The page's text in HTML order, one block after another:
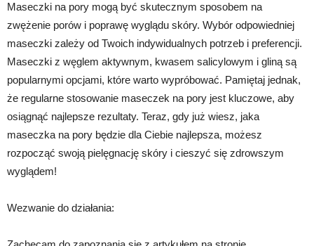
Maseczki na pory mogą być skutecznym sposobem na
zwężenie porów i poprawę wyglądu skóry. Wybór odpowiedniej
maseczki zależy od Twoich indywidualnych potrzeb i preferencji.
Maseczki z węglem aktywnym, kwasem salicylowym i gliną są
popularnymi opcjami, które warto wypróbować. Pamiętaj jednak,
że regularne stosowanie maseczek na pory jest kluczowe, aby
osiągnąć najlepsze rezultaty. Teraz, gdy już wiesz, jaka
maseczka na pory będzie dla Ciebie najlepsza, możesz
rozpocząć swoją pielęgnację skóry i cieszyć się zdrowszym
wyglądem!
Wezwanie do działania: